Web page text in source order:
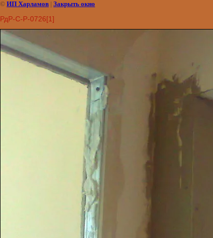
© ИП Харламов | Закрыть окно
РдР-С-Р-0726[1]